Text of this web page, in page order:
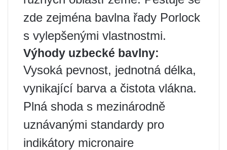
zde zejména bavlna řady Porlock
s vylepšenými vlastnostmi.
Výhody uzbecké bavlny:
Vysoká pevnost, jednotná délka,
vynikající barva a čistota vlákna.
Plná shoda s mezinárodně
uznávanými standardy pro
indikátory micronaire